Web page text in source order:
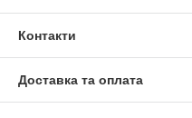
Контакти
Доставка та оплата